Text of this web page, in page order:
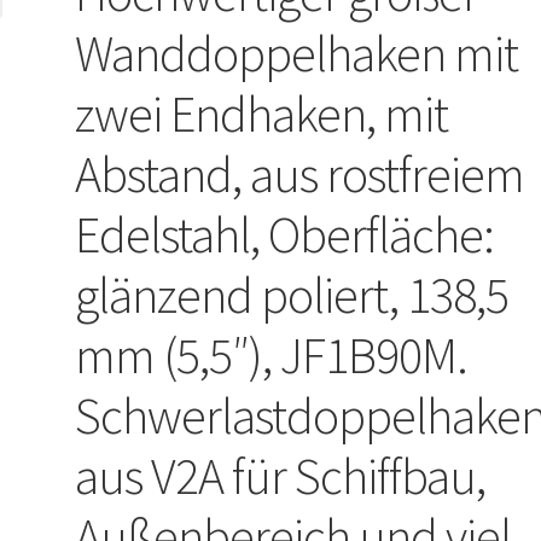
Wanddoppelhaken mit
zwei Endhaken, mit
Abstand, aus rostfreiem
Edelstahl, Oberfläche:
glänzend poliert, 138,5
mm (5,5″), JF1B90M.
aus V2A für Schiffbau,